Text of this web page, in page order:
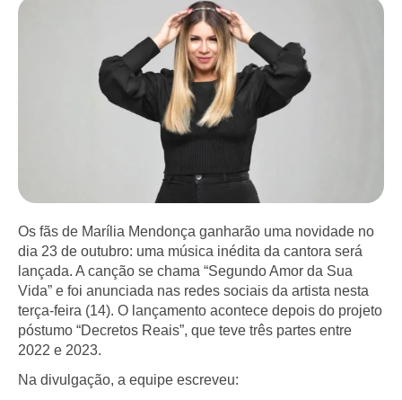
Os fãs de Marília Mendonça ganharão uma novidade no
dia 23 de outubro: uma música inédita da cantora será
lançada. A canção se chama “Segundo Amor da Sua
Vida” e foi anunciada nas redes sociais da artista nesta
terça-feira (14). O lançamento acontece depois do projeto
póstumo “Decretos Reais”, que teve três partes entre
2022 e 2023.
Na divulgação, a equipe escreveu: